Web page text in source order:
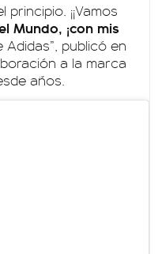
¡¡Vamos
Mundo, ¡con mis
Adidas”, publicó en
a la marca
años.